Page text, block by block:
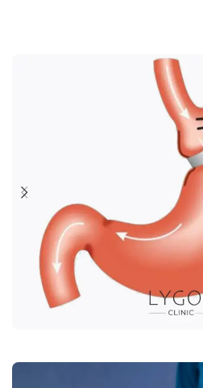
Şeker Hastalığı Ameliyatı
Devamını oku